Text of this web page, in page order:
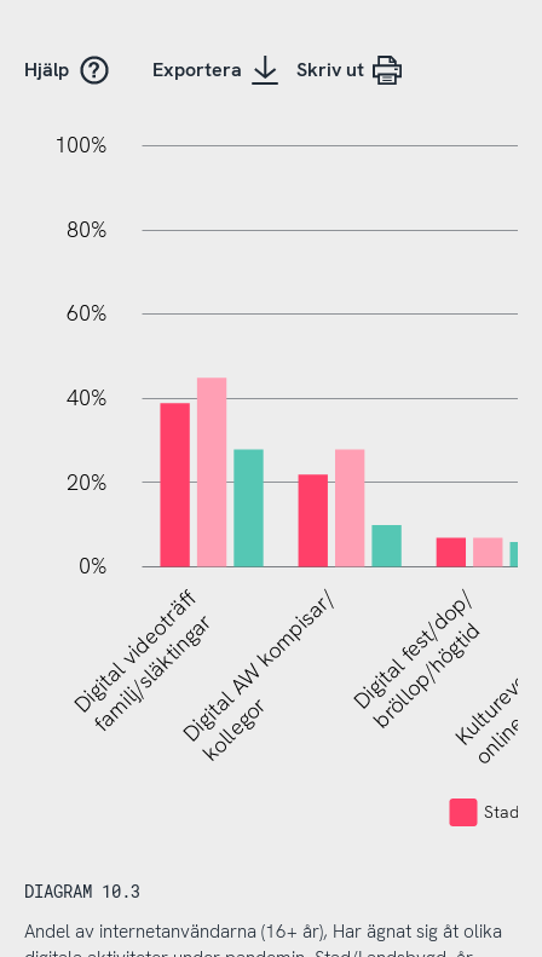
Hjälp Exportera Skriv ut
100%
80%
60%
40%
20%
0%
Digital videoträff
familj/släktingarDigital AW kompisar/
kollegor
Digital fest/dop/
bröllop/högtid
online
Stad
DIAGRAM 10.3
Andel av internetanvändarna (16+ år), Har ägnat sig åt olika